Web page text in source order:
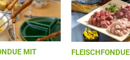
MIT
FLEISCHFONDUE